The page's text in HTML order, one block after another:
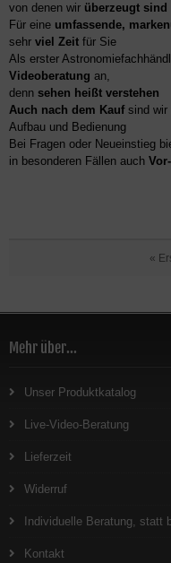
von denen wir überzeugt sind
Für eine umfassende,
sehr viel Zeit für Sie
Als erster
Videoberatung an,
denn sehen heißt verstehen
Auch nach dem Kaufsind wir
Aufbau und Bedienung
Bei Fragen oder Neueinstieg
in besonderen Fällen auch
«
Mehr über...
Unser Produktkatalog
Live-Video-Beratung
Lieferzeit
Widerruf
Individuelle Beratung, statt
Kontakt